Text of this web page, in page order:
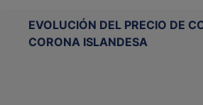
EVOLUCIÓN DEL PRECIO DE
CORONA ISLANDESA